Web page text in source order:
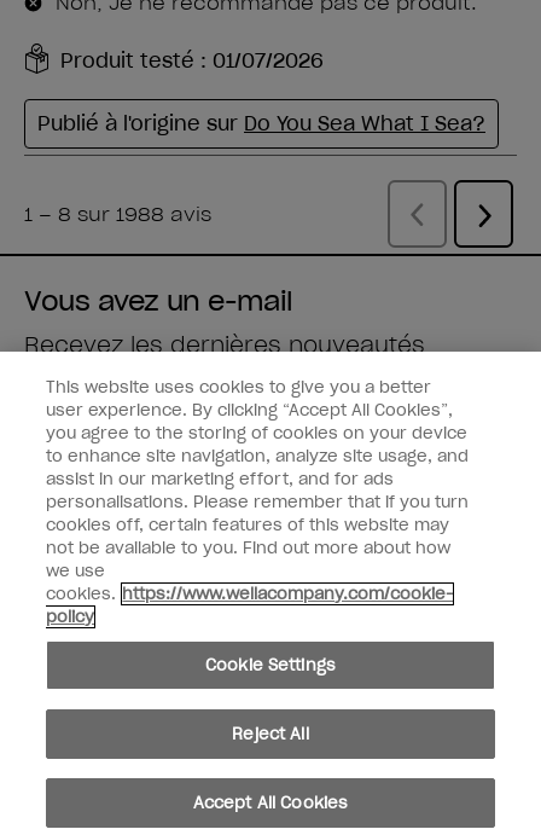
Vous avez un e-mail
Recevez les dernières nouveautés
Saisissez votre adresse e-mail *
Type de client
Fan de vernis
Professionnel
M'INSCRIRE
Informations clients
Connectez-Vous
This website uses cookies to give you a better
user experience. By clicking “Accept All Cookies”,
you agree to the storing of cookies on your device
to enhance site navigation, analyze site usage, and
assist in our marketing effort, and for ads
personalisations. Please remember that if you turn
cookies off, certain features of this website may
not be available to you. Find out more about how
we use
cookies. https://www.wellacompany.com/cookie-
policy
Cookie Settings
Reject All
Accept All Cookies